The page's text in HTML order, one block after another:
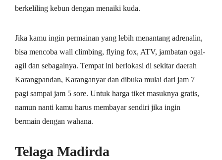
berkeliling kebun dengan menaiki kuda.
Jika kamu ingin permainan yang lebih menantang adrenalin,
bisa mencoba wall climbing, flying fox, ATV, jambatan ogal-
agil dan sebagainya. Tempat ini berlokasi di sekitar daerah
Karangpandan, Karanganyar dan dibuka mulai dari jam 7
pagi sampai jam 5 sore. Untuk harga tiket masuknya gratis,
namun nanti kamu harus membayar sendiri jika ingin
bermain dengan wahana.
Telaga Madirda